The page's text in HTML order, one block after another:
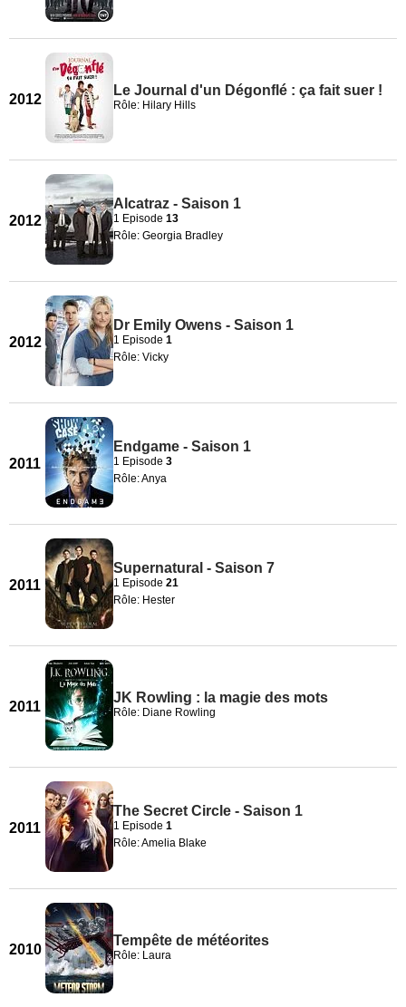
2012
Le Journal d'un Dégonflé : ça fait suer !
Rôle: Hilary Hills
2012
Alcatraz - Saison 1
1 Episode 13
Rôle: Georgia Bradley
2012
Dr Emily Owens - Saison 1
1 Episode 1
Rôle: Vicky
2011
Endgame - Saison 1
1 Episode 3
Rôle: Anya
2011
Supernatural - Saison 7
1 Episode 21
Rôle: Hester
2011
JK Rowling : la magie des mots
Rôle: Diane Rowling
2011
The Secret Circle - Saison 1
1 Episode 1
Rôle: Amelia Blake
2010
Tempête de météorites
Rôle: Laura